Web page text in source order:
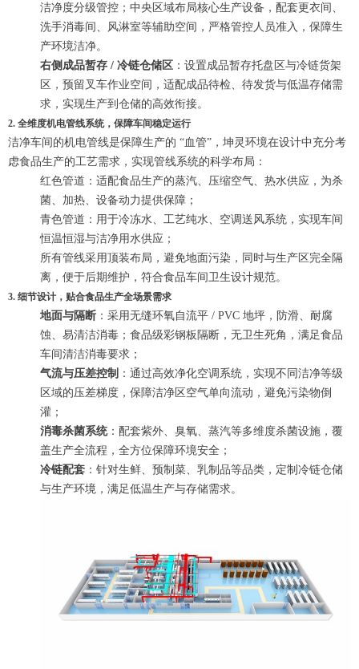
洁净度分级管控；中央区域布局核心生产设备，配套更衣间、
洗手消毒间、风淋室等辅助空间，严格管控人员准入，保障生
产环境洁净。
右侧成品暂存 / 冷链仓储区 ：设置成品暂存托盘区与冷链货架
区，预留叉车作业空间，适配成品待检、待发货与低温存储需
求，实现生产到仓储的高效衔接。
2. 全维度机电管线系统，保障车间稳定运行
洁净车间的机电管线是保障生产的 “血管”，坤灵环境在设计中充分考
虑食品生产的工艺需求，实现管线系统的科学布局：
红色管道：适配食品生产的蒸汽、压缩空气、热水供应，为杀
菌、加热、设备动力提供保障；
青色管道：用于冷冻水、工艺纯水、空调送风系统，实现车间
恒温恒湿与洁净用水供应；
所有管线采用顶装布局，避免地面污染，同时与生产区完全隔
离，便于后期维护，符合食品车间卫生设计规范。
3. 细节设计，贴合食品生产全场景需求
地面与隔断 ：采用无缝环氧自流平 / PVC 地坪，防滑、耐腐
蚀、易清洁消毒；食品级彩钢板隔断，无卫生死角，满足食品
车间清洁消毒要求；
气流与压差控制 ：通过高效净化空调系统，实现不同洁净等级
区域的压差梯度，保障洁净区空气单向流动，避免污染物倒
灌；
消毒杀菌系统：配套紫外、臭氧、蒸汽等多维度杀菌设施，覆
盖生产全流程，全方位保障环境安全；
冷链配套 ：针对生鲜、预制菜、乳制品等品类，定制冷链仓储
与生产环境，满足低温生产与存储需求。